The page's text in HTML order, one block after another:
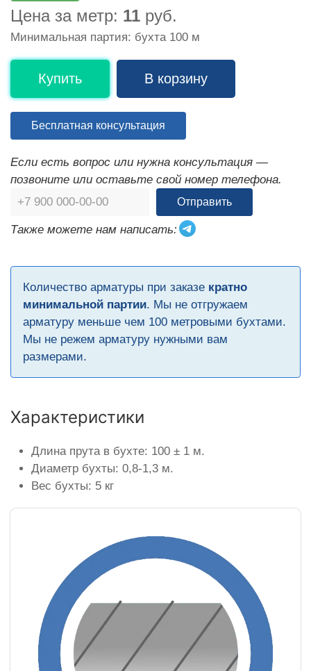
Цена за метр: 11 руб.
Минимальная партия: бухта 100 м
Купить В корзину
Бесплатная консультация
Если есть вопрос или нужна консультация —
позвоните или оставьте свой номер телефона.
Отправить
Также можете нам написать:
Количество арматуры при заказе кратно
минимальной партии. Мы не отгружаем
арматуру меньше чем 100 метровыми бухтами.
Мы не режем арматуру нужными вам
размерами.
Характеристики
Длина прута в бухте: 100 ± 1 м.
Диаметр бухты: 0,8-1,3 м.
Вес бухты: 5 кг